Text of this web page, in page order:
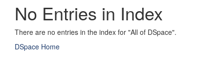
No Entries in Index
There are no entries in the index for "All of DSpace".
DSpace Home